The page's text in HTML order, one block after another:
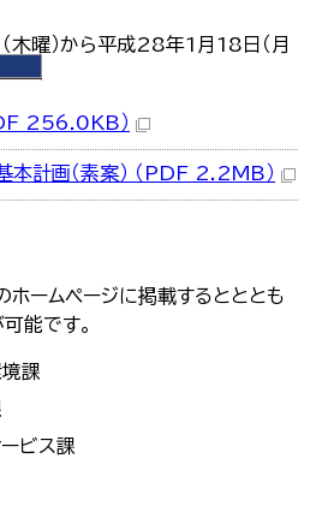
曜）から平成28年1月18日（月
256.0KB）
計画（素案） （PDF 2.2MB）
ームページに掲載するとととも
能です。
課
ビス課